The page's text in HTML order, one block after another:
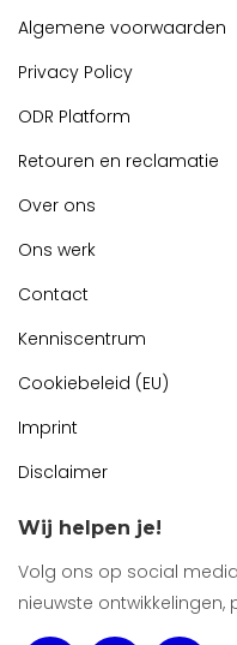
Algemene voorwaarden
Privacy Policy
ODR Platform
Retouren en reclamatie
Over ons
Ons werk
Contact
Kenniscentrum
Cookiebeleid (EU)
Imprint
Disclaimer
Wij helpen je!
Volg ons op social
nieuwste